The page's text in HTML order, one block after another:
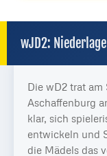
wJD2:
Die wD2 trat
Aschaffenburg
klar, sich
entwickeln und
die Mädels das